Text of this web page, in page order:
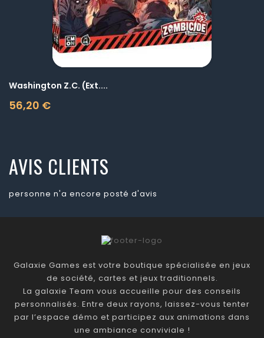
Washington Z.C. (Ext....
56,20 €
Prix
AVIS CLIENTS
personne n'a encore posté d'avis
Galaxie Games est votre boutique spécialisée en jeux
de société, cartes et jeux traditionnels.
La galaxie Team vous accueille pour des conseils
personnalisés. Entre deux rayons, laissez-vous tenter
par l’espace démo et participez aux animations dans
une ambiance conviviale !